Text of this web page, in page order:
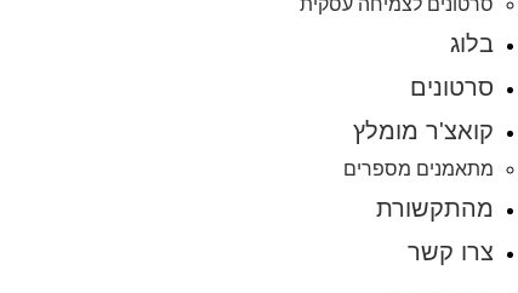
סרטונים לצמיחה עסקית
בלוג
סרטונים
קואצ'ר מומלץ
מתאמנים מספרים
מהתקשורת
צרו קשר